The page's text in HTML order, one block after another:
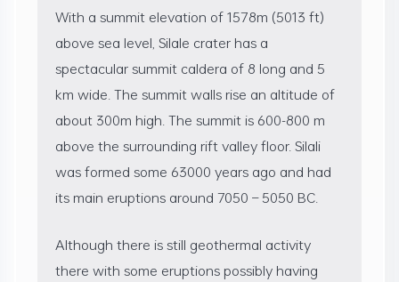
With a summit elevation of 1578m (5013 ft)
above sea level, Silale crater has a
spectacular summit caldera of 8 long and 5
km wide. The summit walls rise an altitude of
about 300m high. The summit is 600-800 m
above the surrounding rift valley floor. Silali
was formed some 63000 years ago and had
its main eruptions around 7050 – 5050 BC.
Although there is still geothermal activity
there with some eruptions possibly having